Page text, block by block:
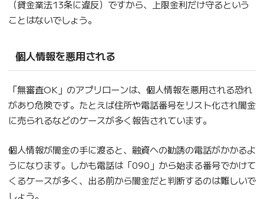
（貸金業法13条に違反）ですから、上限金利だけ守るという
ことはないでしょう。
個人情報を悪用される
「無審査OK」のアプリローンは、個人情報を悪用される恐れ
があり危険です。たとえば住所や電話番号をリスト化され闇金
に売られるなどのケースが多く報告されています。
個人情報が闇金の手に渡ると、融資への勧誘の電話がかかるよ
うになります。しかも電話は「090」から始まる番号でかけて
くるケースが多く、出る前から闇金だと判断するのは難しいで
しょう。